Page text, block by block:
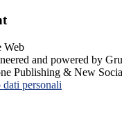
and powered by
Publishing & New
personali